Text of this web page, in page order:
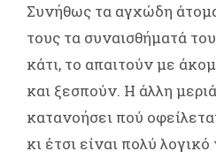
Συνήθως τα αγχώδη
τους τα συναισθήματά
κάτι, το απαιτούν με
και ξεσπούν. Η άλλη
κατανοήσει πού
κι έτσι είναι πολύ